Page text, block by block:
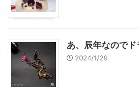
あ、辰年なので
2024/1/29